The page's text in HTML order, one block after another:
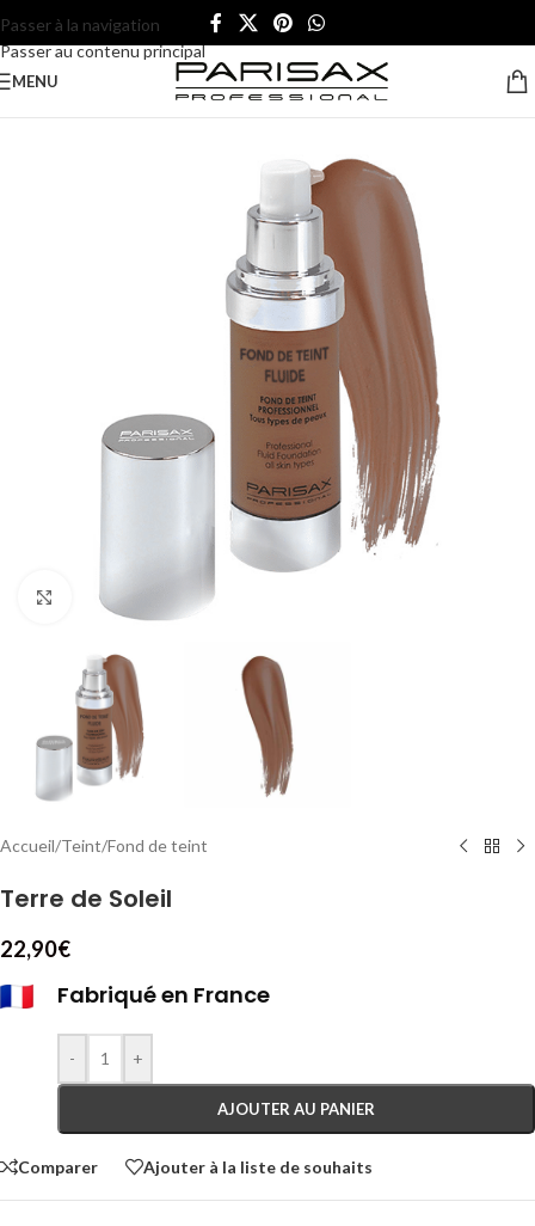
Passer à la navigation
Passer au contenu principal
MENU
Cliquez pour agrandir
Accueil/Teint/Fond de teint
Terre de Soleil
22,90€
Fabriqué en France
- +
AJOUTER AU PANIER
Comparer Ajouter à la liste de souhaits